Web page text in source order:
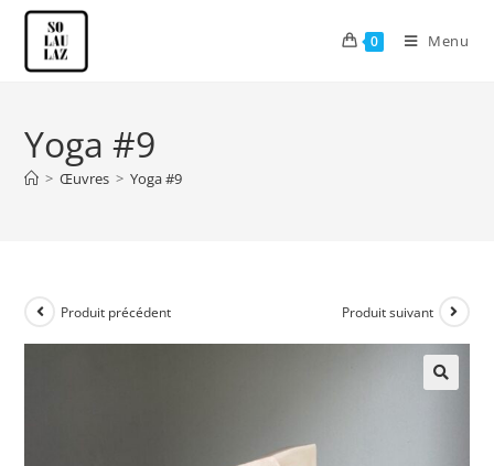
0 Menu
Yoga #9
> Œuvres > Yoga #9
Produit précédent Produit suivant